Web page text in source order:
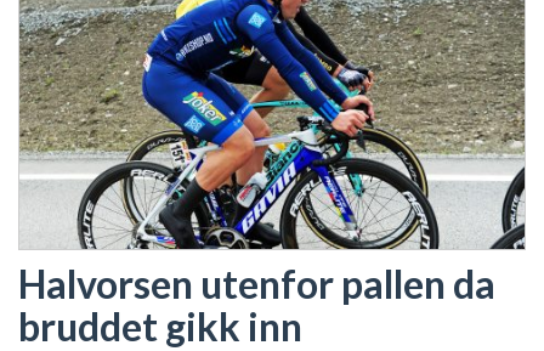
Halvorsen utenfor pallen da
bruddet gikk inn